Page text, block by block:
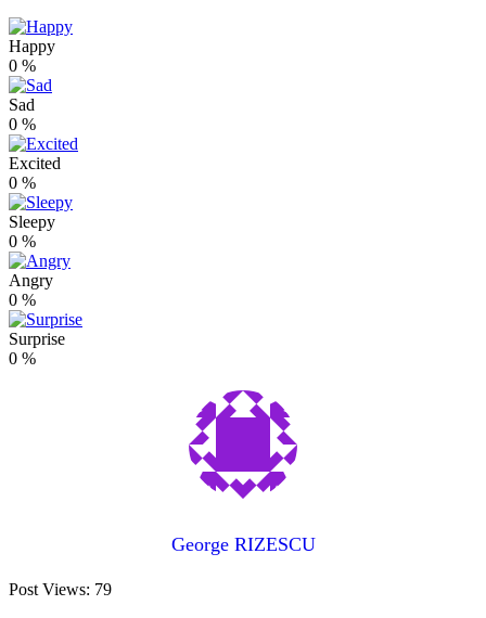
Happy
0 %
Sad
0 %
Excited
0 %
Sleepy
0 %
Angry
0 %
Surprise
0 %
George RIZESCU
Post Views: 79